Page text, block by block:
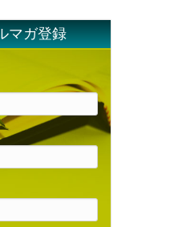
マガ登録